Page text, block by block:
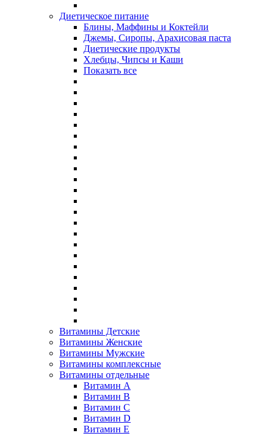
Диетическое питание
Блины, Маффины и Коктейли
Джемы, Сиропы, Арахисовая паста
Диетические продукты
Хлебцы, Чипсы и Каши
Показать все
Витамины Детские
Витамины Женские
Витамины Мужские
Витамины комплексные
Витамины отдельные
Витамин A
Витамин B
Витамин C
Витамин D
Витамин E